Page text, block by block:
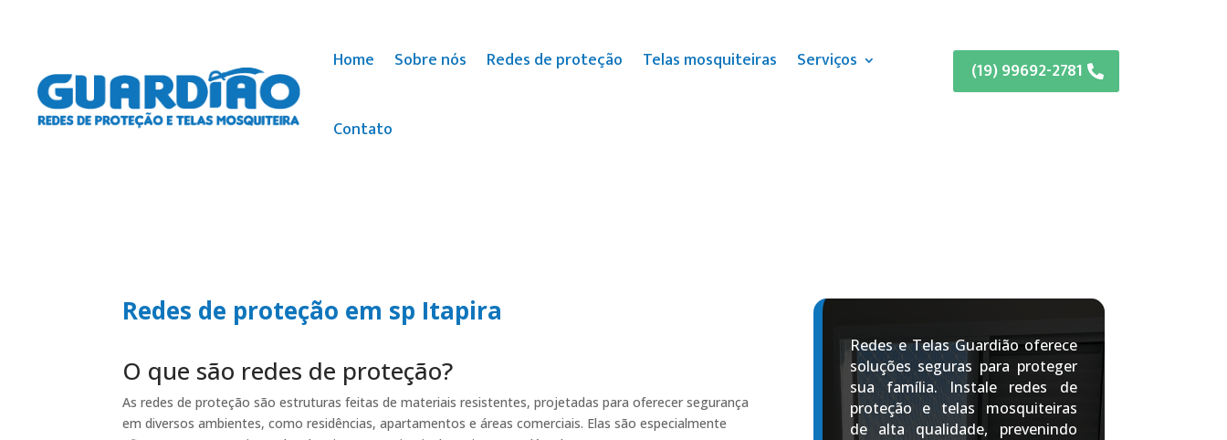
Home Sobre nós Redes de proteção Telas mosquiteiras Serviços
Contato
(19) 99692-2781
Redes de proteção em sp Itapira
O que são redes de proteção?
As redes de proteção são estruturas feitas de materiais resistentes, projetadas para oferecer segurança
em diversos ambientes, como residências, apartamentos e áreas comerciais. Elas são especialmente
Redes e Telas Guardião oferece
soluções seguras para proteger
sua família. Instale redes de
proteção e telas mosquiteiras
de alta qualidade, prevenindo